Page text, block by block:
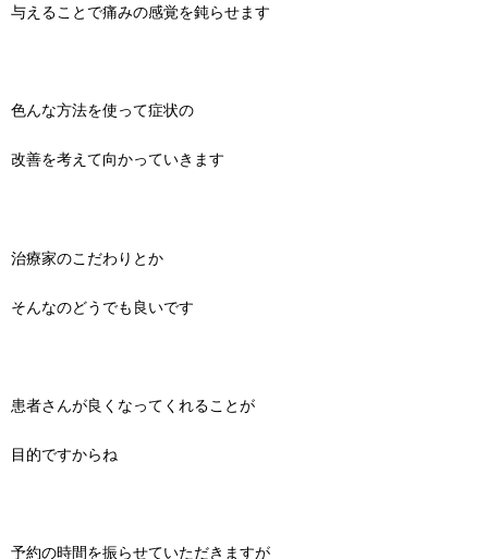
与えることで痛みの感覚を鈍らせます
色んな方法を使って症状の
改善を考えて向かっていきます
治療家のこだわりとか
そんなのどうでも良いです
患者さんが良くなってくれることが
目的ですからね
予約の時間を振らせていただきますが